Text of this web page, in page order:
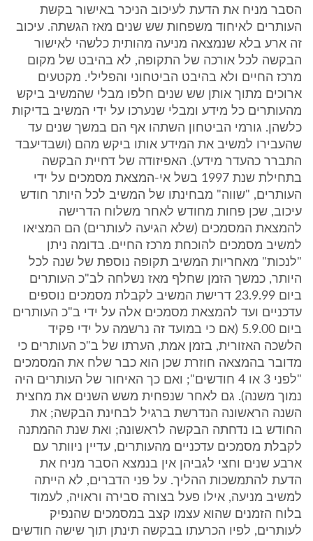
הסבר מניח את הדעת לעיכוב הניכר באישור בקשת
העותרים לאיחוד משפחות שש שנים מאז הגשתה. עיכוב
זה ארע בלא שנמצאה מניעה מהותית כלשהי לאישור
הבקשה לכל אורכה של התקופה, לא בהיבט של מקום
מרכז החיים ולא בהיבט הביטחוני והפלילי. מקטעים
ארוכים מתוך אותן שש שנים חלפו מבלי שהמשיב ביקש
מהעותרים כל מידע ומבלי שנערכו על ידי המשיב בדיקות
כלשהן. גורמי הביטחון השתהו אף הם במשך שנים עד
שהעבירו למשיב את המידע אותו ביקש מהם (ושבדיעבד
התברר כהעדר מידע). האפיזודה של דחיית הבקשה
בתחילת שנת 1997 בשל אי-המצאת מסמכים על ידי
העותרים, "שווה" מבחינתו של המשיב לכל היותר חודש
עיכוב, שכן פחות מחודש לאחר משלוח הדרישה
להמצאת המסמכים (שלא הגיעה לעותרים) הם המציאו
למשיב מסמכים להוכחת מרכז החיים. בדומה ניתן
"לנכות" מאחריות המשיב תקופה נוספת של שנה לכל
היותר, כמשך הזמן שחלף מאז נשלחה לב"כ העותרים
ביום 23.9.99 דרישת המשיב לקבלת מסמכים נוספים
עדכניים ועד להמצאת מסמכים אלה על ידי ב"כ העותרים
ביום 5.9.00 (אם כי במועד זה נרשמה על ידי פקיד
הלשכה האזורית, בזמן אמת, הערתו של ב"כ העותרים כי
מדובר בהמצאה חוזרת שכן הוא כבר שלח את המסמכים
"לפני 3 או 4 חודשים"; ואם כך האיחור של העותרים היה
נמוך משנה). גם לאחר שנפחית משש השנים את מחצית
השנה הראשונה הנדרשת ברגיל לבחינת הבקשה; את
החודש בו נדחתה הבקשה לראשונה; ואת שנת ההמתנה
לקבלת מסמכים עדכניים מהעותרים, עדיין ניוותר עם
ארבע שנים וחצי לגביהן אין בנמצא הסבר מניח את
הדעת להתמשכות ההליך. על פני הדברים, לא הייתה
למשיב מניעה, אילו פעל בצורה סבירה וראויה, לעמוד
בלוח הזמנים שהוא עצמו קצב במסמכים שהנפיק
לעותרים, לפיו הכרעתו בבקשה תינתן תוך שישה חודשים